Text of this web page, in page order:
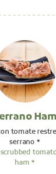
Ham
tomate
serrano *
ham *